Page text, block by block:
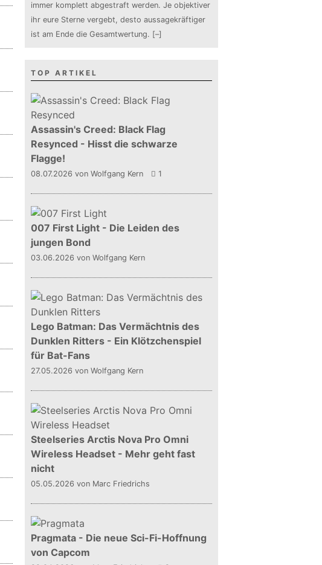
immer komplett abgestraft werden. Je objektiver
ihr eure Sterne vergebt, desto aussagekräftiger
ist am Ende die Gesamtwertung. [–]
TOP ARTIKEL
Assassin's Creed: Black Flag
Resynced - Hisst die schwarze
Flagge!
08.07.2026 von Wolfgang Kern 1
007 First Light - Die Leiden des
jungen Bond
03.06.2026 von Wolfgang Kern
Lego Batman: Das Vermächtnis des
Dunklen Ritters - Ein Klötzchenspiel
für Bat-Fans
27.05.2026 von Wolfgang Kern
Steelseries Arctis Nova Pro Omni
Wireless Headset - Mehr geht fast
nicht
05.05.2026 von Marc Friedrichs
Pragmata - Die neue Sci-Fi-Hoffnung
von Capcom